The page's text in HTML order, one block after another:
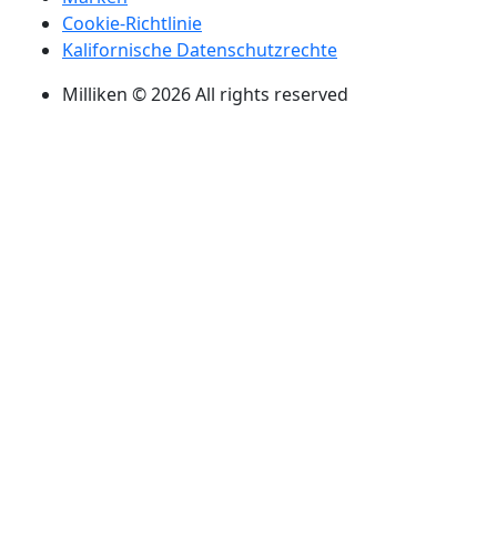
Cookie-Richtlinie
Kalifornische Datenschutzrechte
Milliken © 2026 All rights reserved